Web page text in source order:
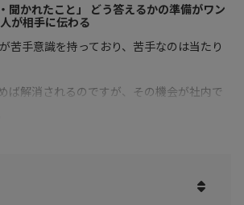
聞かれたこと」 どう答えるかの準備がワン
が相手に伝わる
苦手意識を持っており、苦手なのは当たり
ば解消されるのですが、その機会が社内で
もらうために症状を伝えるなど)